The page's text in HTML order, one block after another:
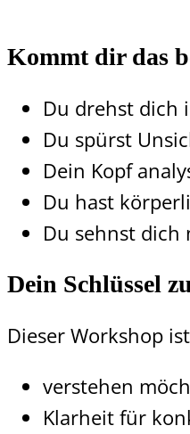
Kommt dir das
Du drehst dich
Du spürst
Dein Kopf
Du hast
Du sehnst dich
Dein Schlüssel
Dieser Workshop
verstehen
Klarheit für